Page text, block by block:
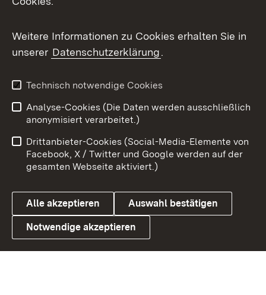
X / Twitter
Youtube
Link zum Landesportal
Impressum
Kontakt
Barrierefreiheit
Datenschutz
Cookies
Weitere Informationen zu Cookies erhalten Sie in
unserer Datenschutzerklärung.
Technisch notwendige Cookies
Analyse-Cookies (Die Daten werden ausschließlich
anonymisiert verarbeitet.)
Drittanbieter-Cookies (Social-Media-Elemente von
Facebook, X / Twitter und Google werden auf der
gesamten Webseite aktiviert.)
Alle akzeptieren Auswahl bestätigen
Notwendige akzeptieren